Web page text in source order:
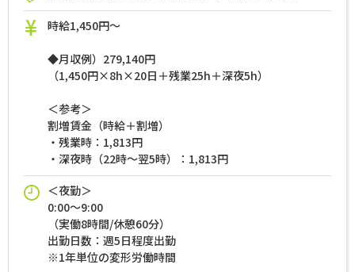
時給1,450円～
◆月収例）279,140円
（1,450円×8h×20日＋残業25h＋深夜5h）
＜参考＞
割増賃金（時給＋割増）
・残業時：1,813円
・深夜時（22時～翌5時）：1,813円
＜夜勤＞
0:00～9:00
（実働8時間/休憩60分）
出勤日数：週5日程度出勤
※1年単位の変形労働時間